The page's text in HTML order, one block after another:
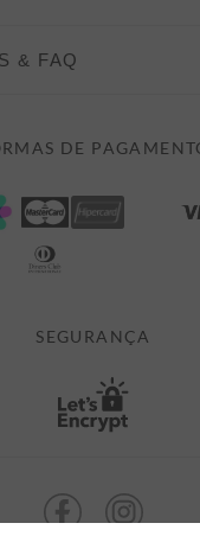
& FAQ
DE
SEGURANÇA